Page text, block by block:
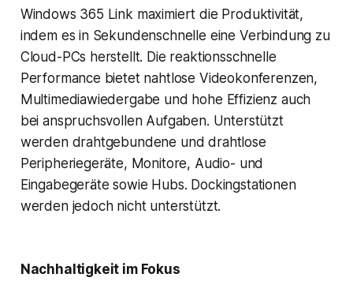
Windows 365 Link maximiert die Produktivität,
indem es in Sekundenschnelle eine Verbindung zu
Cloud-PCs herstellt. Die reaktionsschnelle
Performance bietet nahtlose Videokonferenzen,
Multimediawiedergabe und hohe Effizienz auch
bei anspruchsvollen Aufgaben. Unterstützt
werden drahtgebundene und drahtlose
Peripheriegeräte, Monitore, Audio- und
Eingabegeräte sowie Hubs. Dockingstationen
werden jedoch nicht unterstützt.
Nachhaltigkeit im Fokus